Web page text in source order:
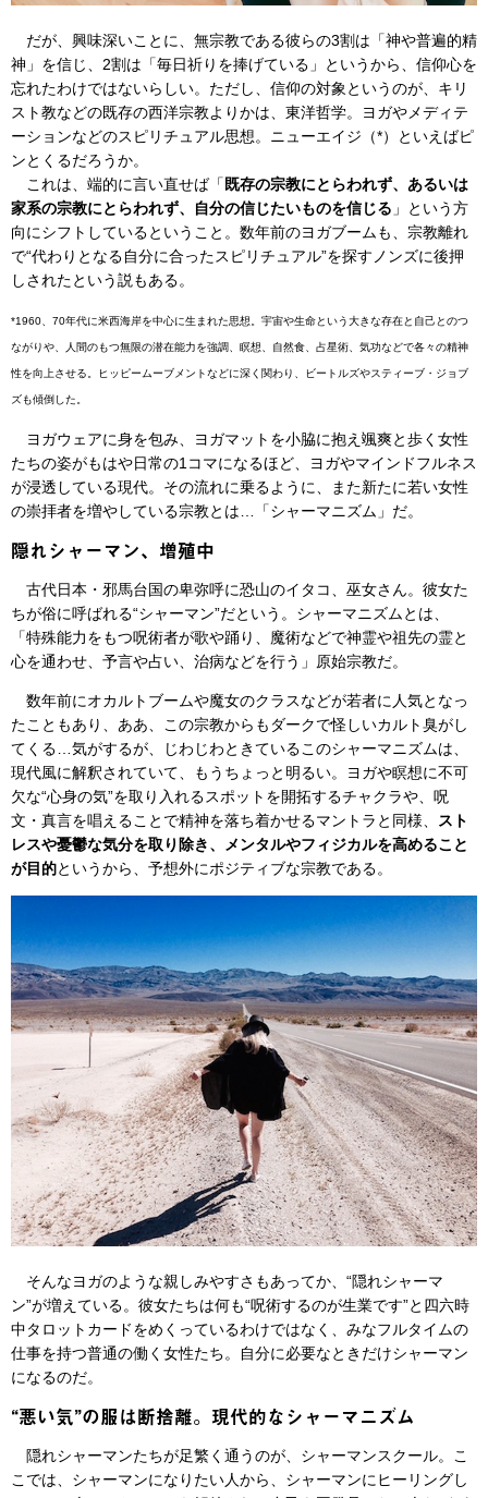
だが、興味深いことに、無宗教である彼らの3割は「神や普遍的精
神」を信じ、2割は「毎日祈りを捧げている」というから、信仰心を
忘れたわけではないらしい。ただし、信仰の対象というのが、キリ
スト教などの既存の西洋宗教よりかは、東洋哲学。ヨガやメディテ
ーションなどのスピリチュアル思想。ニューエイジ（*）といえばピ
ンとくるだろうか。
これは、端的に言い直せば「 既存の宗教にとらわれず、あるいは
家系の宗教にとらわれず、自分の信じたいものを信じる 」という方
向にシフトしているということ。数年前のヨガブームも、宗教離れ
で“代わりとなる自分に合ったスピリチュアル”を探すノンズに後押
しされたという説もある。
*1960、70年代に米西海岸を中心に生まれた思想。宇宙や生命という大きな存在と自己とのつ
ながりや、人間のもつ無限の潜在能力を強調、瞑想、自然食、占星術、気功などで各々の精神
性を向上させる。ヒッピームーブメントなどに深く関わり、ビートルズやスティーブ・ジョブ
ズも傾倒した。
ヨガウェアに身を包み、ヨガマットを小脇に抱え颯爽と歩く女性
たちの姿がもはや日常の1コマになるほど、ヨガやマインドフルネス
が浸透している現代。その流れに乗るように、また新たに若い女性
の崇拝者を増やしている宗教とは…「シャーマニズム」だ。
隠れシャーマン、増殖中
古代日本・邪馬台国の卑弥呼に恐山のイタコ、巫女さん。彼女た
ちが俗に呼ばれる“シャーマン”だという。シャーマニズムとは、
「特殊能力をもつ呪術者が歌や踊り、魔術などで神霊や祖先の霊と
心を通わせ、予言や占い、治病などを行う」原始宗教だ。
数年前にオカルトブームや魔女のクラスなどが若者に人気となっ
たこともあり、ああ、この宗教からもダークで怪しいカルト臭がし
てくる…気がするが、じわじわときているこのシャーマニズムは、
現代風に解釈されていて、もうちょっと明るい。ヨガや瞑想に不可
欠な“心身の気”を取り入れるスポットを開拓するチャクラや、呪
文・真言を唱えることで精神を落ち着かせるマントラと同様、
スト
レスや憂鬱な気分を取り除き、メンタルやフィジカルを高めること
が目的というから、予想外にポジティブな宗教である。
そんなヨガのような親しみやすさもあってか、“隠れシャーマ
ン”が増えている。彼女たちは何も“呪術するのが生業です”と四六時
中タロットカードをめくっているわけではなく、みなフルタイムの
仕事を持つ普通の働く女性たち。自分に必要なときだけシャーマン
になるのだ。
“悪い気”の服は断捨離。現代的なシャーマニズム
隠れシャーマンたちが足繁く通うのが、シャーマンスクール。こ
こでは、シャーマンになりたい人から、シャーマンにヒーリングし